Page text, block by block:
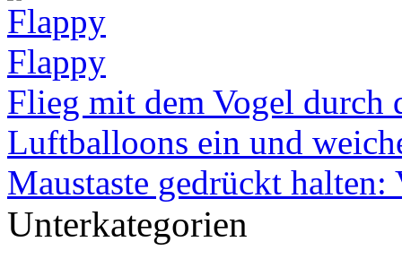
Flappy
Flieg mit dem Vogel durch
Luftballoons ein und
Maustaste gedrückt
Unterkategorien